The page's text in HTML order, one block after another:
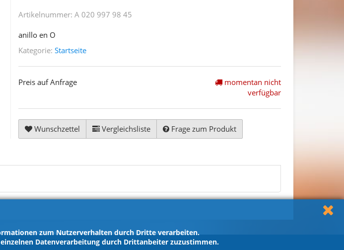
zum Nutzerverhalten durch Dritte verarbeiten.
Datenverarbeitung durch Drittanbeiter zuzustimmen.
Artikelnummer: A 020 997 98 45
anillo en O
Kategorie: Startseite
Preis auf Anfrage
momentan nicht
verfügbar
Wunschzettel Vergleichsliste Frage zum Produkt